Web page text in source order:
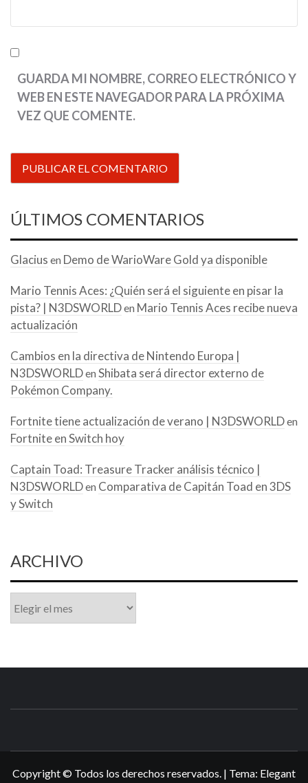
GUARDA MI NOMBRE, CORREO ELECTRÓNICO Y
WEB EN ESTE NAVEGADOR PARA LA PRÓXIMA
VEZ QUE COMENTE.
ÚLTIMOS COMENTARIOS
Glacius en Demo de WarioWare Gold ya disponible
Mario Tennis Aces: ¿Quién será el siguiente en pisar la
pista? | N3DSWORLDen Mario Tennis Aces recibe nueva
actualización
Cambios en la directiva de Nintendo Europa |
N3DSWORLDen Shibata será director externo de
Pokémon Company.
Fortnite tiene actualización de verano | N3DSWORLDen
Fortnite en Switch hoy
Captain Toad: Treasure Tracker análisis técnico |
N3DSWORLDen Comparativa de Capitán Toad en 3DS
y Switch
ARCHIVO
Copyright © Todos los derechos reservados. | Tema: Elegant